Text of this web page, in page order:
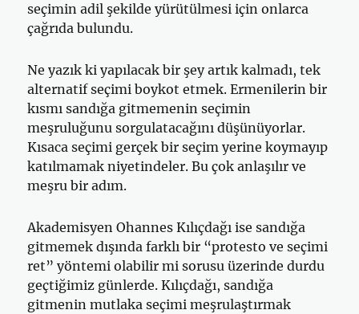
seçimin adil şekilde yürütülmesi için onlarca
çağrıda bulundu.
Ne yazık ki yapılacak bir şey artık kalmadı, tek
alternatif seçimi boykot etmek. Ermenilerin bir
kısmı sandığa gitmemenin seçimin
meşruluğunu sorgulatacağını düşünüyorlar.
Kısaca seçimi gerçek bir seçim yerine koymayıp
katılmamak niyetindeler. Bu çok anlaşılır ve
meşru bir adım.
Akademisyen Ohannes Kılıçdağı ise sandığa
gitmemek dışında farklı bir “protesto ve seçimi
ret” yöntemi olabilir mi sorusu üzerinde durdu
geçtiğimiz günlerde. Kılıçdağı, sandığa
gitmenin mutlaka seçimi meşrulaştırmak